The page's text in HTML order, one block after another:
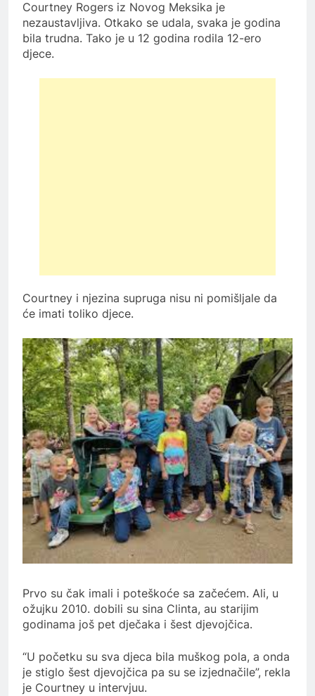
Courtney Rogers iz Novog Meksika je
nezaustavljiva. Otkako se udala, svaka je godina
bila trudna. Tako je u 12 godina rodila 12-ero
djece.
Courtney i njezina supruga nisu ni pomišljale da
će imati toliko djece.
Prvo su čak imali i poteškoće sa začećem. Ali, u
ožujku 2010. dobili su sina Clinta, au starijim
godinama još pet dječaka i šest djevojčica.
“U početku su sva djeca bila muškog pola, a onda
je stiglo šest djevojčica pa su se izjednačile”, rekla
je Courtney u intervjuu.